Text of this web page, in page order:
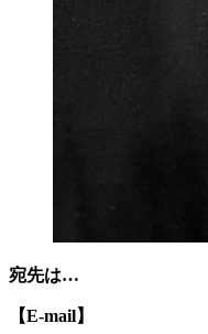
宛先は…
【E-mail】